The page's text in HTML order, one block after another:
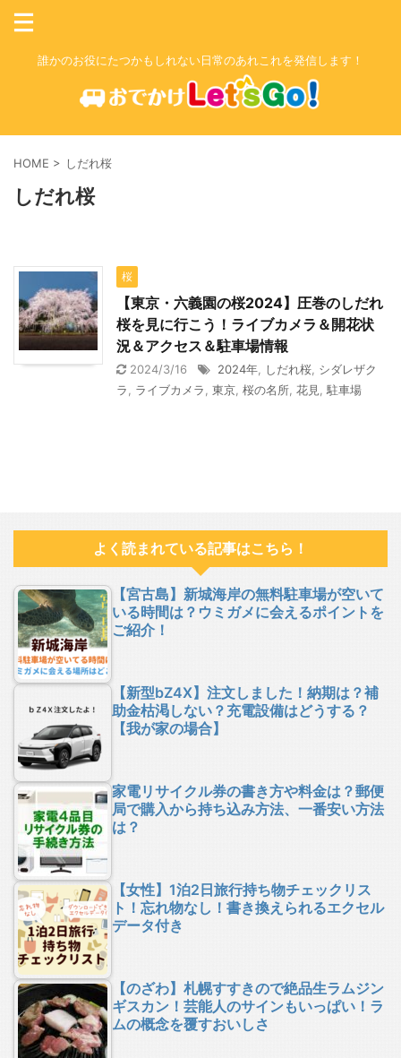
誰かのお役にたつかもしれない日常のあれこれを発信します！
HOME > しだれ桜
しだれ桜
桜
【東京・六義園の桜2024】圧巻のしだれ
桜を見に行こう！ライブカメラ＆開花状
況＆アクセス＆駐車場情報
2024/3/16 2024年 しだれ桜 シダレザク
ラ
ライブカメラ 東京 桜の名所 花見 駐車場
よく読まれている記事はこちら！
【宮古島】新城海岸の無料駐車場が空いて
いる時間は？ウミガメに会えるポイントを
ご紹介！
【新型bZ4X】注文しました！納期は？補
助金枯渇しない？充電設備はどうする？
【我が家の場合】
家電リサイクル券の書き方や料金は？郵便
局で購入から持ち込み方法、一番安い方法
は？
【女性】1泊2日旅行持ち物チェックリス
ト！忘れ物なし！書き換えられるエクセル
データ付き
【のざわ】札幌すすきので絶品生ラムジン
ギスカン！芸能人のサインもいっぱい！ラ
ムの概念を覆すおいしさ